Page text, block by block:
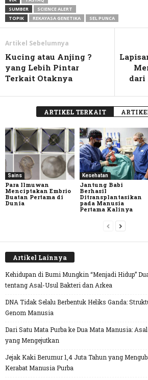
SUMBER
SCIENCE ALERT
TOPIK
REKAYASA GENETIKA SEL PUNCA
Artikel Sebelumnya
Kucing atau Anjing ?
yang Lebih Pintar
Terkait Otaknya
dari
ARTIKEL TERKAIT
Sains
Para Ilmuwan
Menciptakan Embrio
Buatan Pertama di
Dunia
Kesehatan
Jantung Babi
Berhasil
Ditransplantasikan
pada Manusia
Pertama Kalinya
Artikel Lainnya
Kehidupan di Bumi Mungkin “Menjadi Hidup”
tentang Asal-Usul Bakteri dan Arkea
DNA Tidak Selalu Berbentuk Heliks Ganda:
Genom Manusia
Dari Satu Mata Purba ke Dua Mata Manusia:
yang Mengejutkan
Jejak Kaki Berumur 1,4 Juta Tahun yang
Kerabat Manusia Purba